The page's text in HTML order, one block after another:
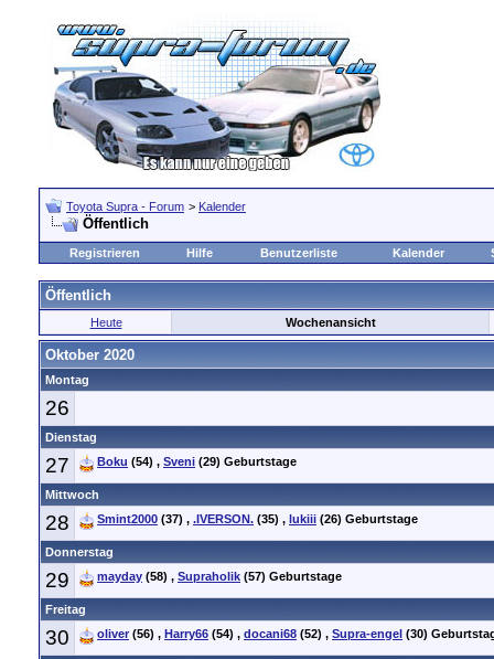
Toyota Supra - Forum > Kalender
Öffentlich
Registrieren Hilfe Benutzerliste Kalender
Öffentlich
Heute Wochenansicht
Oktober 2020
Montag
26
Dienstag
27 Boku (54) , Sveni (29) Geburtstage
Mittwoch
28 Smint2000 (37) , .IVERSON. (35) , lukiii (26) Geburtstage
Donnerstag
29 mayday (58) , Supraholik (57) Geburtstage
Freitag
30 oliver (56) , Harry66 (54) , docani68 (52) , Supra-engel (30)